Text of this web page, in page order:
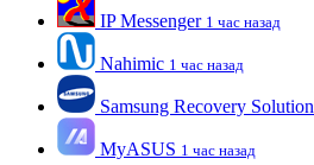
IP Messenger 1 час назад
Nahimic 1 час назад
Samsung Recovery Solution
MyASUS 1 час назад